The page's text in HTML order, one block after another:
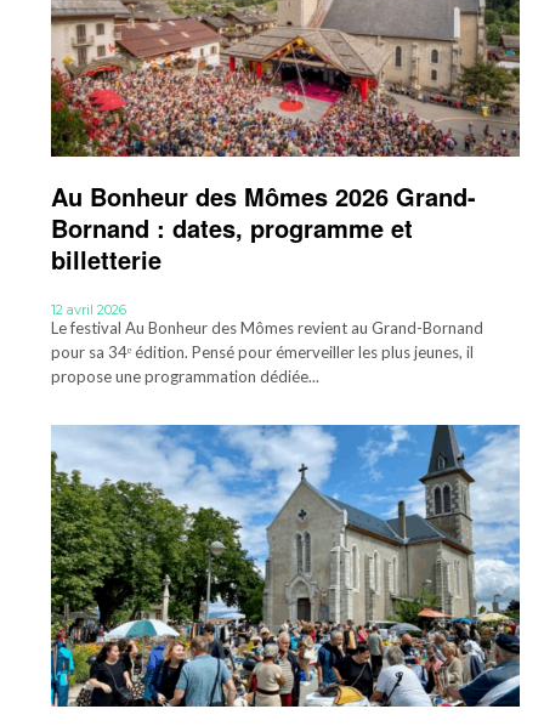
Au Bonheur des Mômes 2026 Grand-
Bornand : dates, programme et
billetterie
12 avril 2026
Le festival Au Bonheur des Mômes revient au Grand-Bornand
pour sa 34ᵉ édition. Pensé pour émerveiller les plus jeunes, il
propose une programmation dédiée...